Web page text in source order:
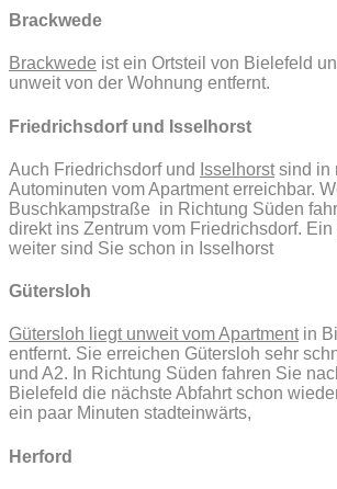
Brackwede
Brackwede ist ein Ortsteil von Bielefeld
unweit von der Wohnung entfernt.
Friedrichsdorf und Isselhorst
Auch Friedrichsdorf und Isselhorstsind in
Autominuten vom Apartment erreichbar.
Buschkampstraße in Richtung Süden
direkt ins Zentrum vom Friedrichsdorf.
weiter sind Sie schon in Isselhorst
Gütersloh
Gütersloh liegt unweit vom Apartmentin
entfernt. Sie erreichen Gütersloh sehr
und A2. In Richtung Süden fahren Sie
Bielefeld die nächste Abfahrt schon
ein paar Minuten stadteinwärts,
Herford